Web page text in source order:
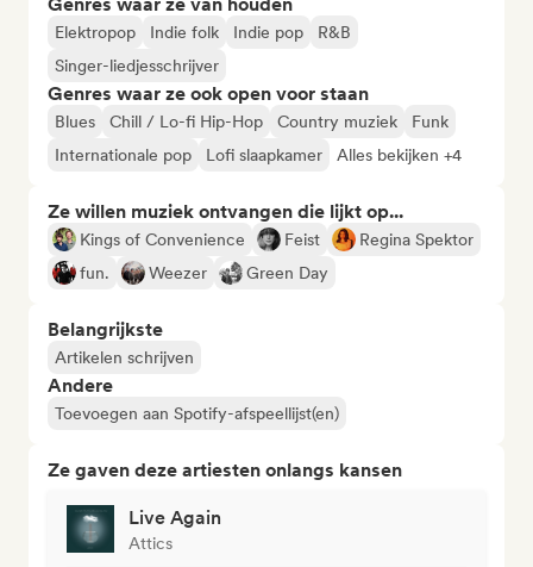
Elektropop Indie folk Indie pop
R&B
Singer-liedjesschrijver
Genres waar ze ook open voor staan
Blues Chill / Lo-fi Hip-Hop Country muziek
Funk
Internationale pop
Lofi slaapkamer Alles bekijken +4
Ze willen muziek ontvangen die lijkt op...
Kings of Convenience Feist
Regina Spektor
fun.
Weezer Green Day
Belangrijkste
Artikelen schrijven
Andere
Toevoegen aan Spotify-afspeellijst(en)
Ze gaven deze artiesten onlangs kansen
Live Again
Attics